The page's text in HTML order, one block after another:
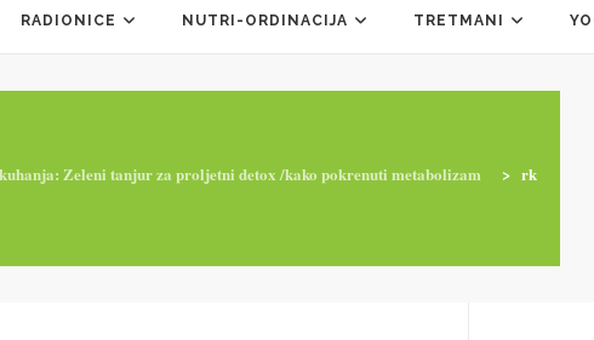
RADIONICE NUTRI-ORDINACIJA TRETMANI
Zeleni tanjur za proljetni detox /kako pokrenuti metabolizam > rk